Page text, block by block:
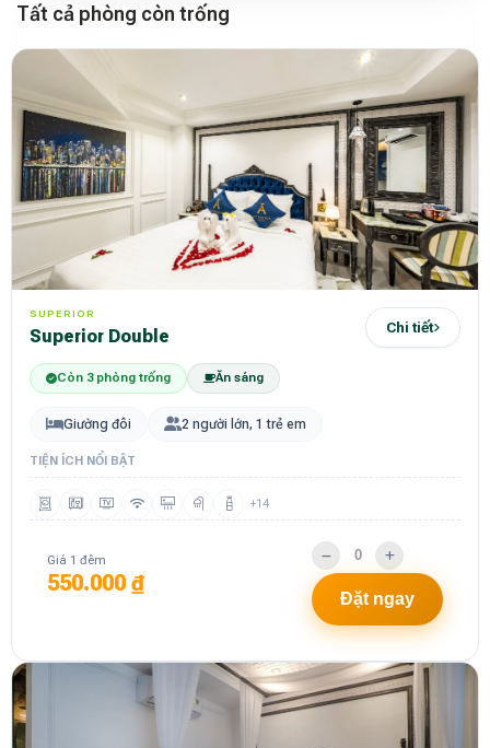
Tất cả phòng còn trống
SUPERIOR
Superior Double Chi tiết
Còn 3 phòng trống Ăn sáng
Giường đôi 2 người lớn, 1 trẻ em
TIỆN ÍCH NỔI BẬT
+14
Giá 1 đêm
550.000 ₫
Đặt ngay